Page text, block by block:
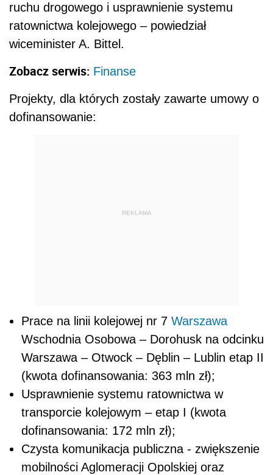
ruchu drogowego i usprawnienie systemu
ratownictwa kolejowego – powiedział
wiceminister A. Bittel.
Zobacz serwis: Finanse
Projekty, dla których zostały zawarte umowy o
dofinansowanie:
REKLAMA
Prace na linii kolejowej nr 7 Warszawa
Wschodnia Osobowa – Dorohusk na odcinku
Warszawa – Otwock – Dęblin – Lublin etap II
(kwota dofinansowania: 363 mln zł);
Usprawnienie systemu ratownictwa w
transporcie kolejowym – etap I (kwota
dofinansowania: 172 mln zł);
Czysta komunikacja publiczna - zwiększenie
mobilności Aglomeracji Opolskiej oraz